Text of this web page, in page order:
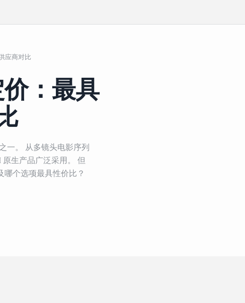
应商对比
价：最具
一。 从多镜头电影序列
生产品广泛采用。 但
哪个选项最具性价比？